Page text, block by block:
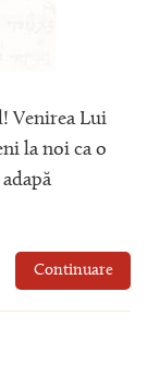
Venirea Lui
la noi ca o
Continuare